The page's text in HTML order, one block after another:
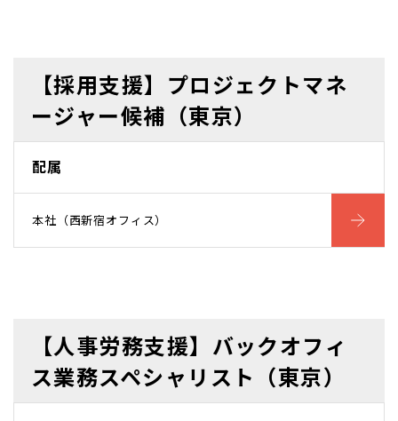
【採用支援】プロジェクトマネ
ージャー候補（東京）
配属
本社（西新宿オフィス）
【人事労務支援】バックオフィ
ス業務スペシャリスト（東京）